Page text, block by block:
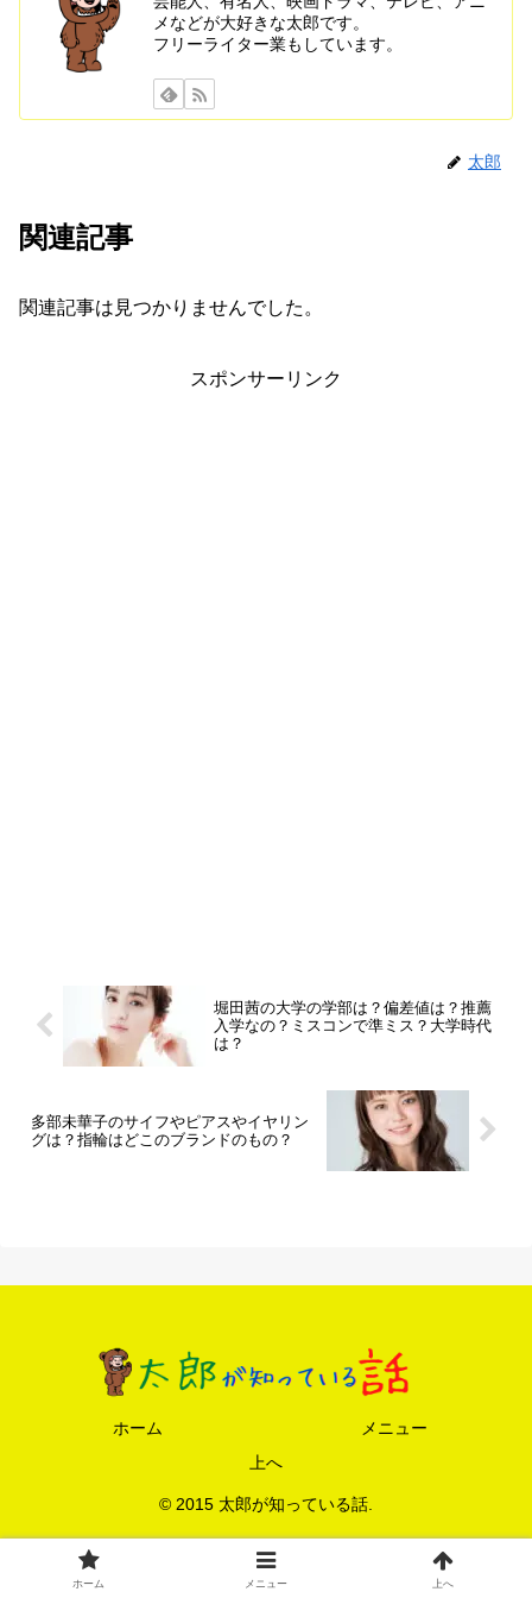
メなどが大好きな太郎です。
フリーライター業もしています。
太郎
関連記事
関連記事は見つかりませんでした。
スポンサーリンク
堀田茜の大学の学部は？偏差値は？推薦
入学なの？ミスコンで準ミス？大学時代
は？
多部未華子のサイフやピアスやイヤリン
グは？指輪はどこのブランドのもの？
ホーム
メニュー
上へ
© 2015 太郎が知っている話.
ホーム メニュー 上へ